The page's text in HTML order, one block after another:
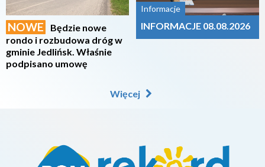
NOWE
Będzie nowe
rondo i rozbudowa dróg w
gminie Jedlińsk. Właśnie
podpisano umowę
Informacje
INFORMACJE 08.08.2026
Więcej